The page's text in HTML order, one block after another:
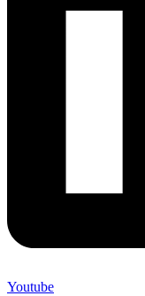
Youtube